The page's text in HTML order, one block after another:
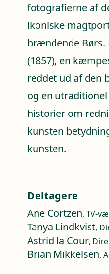
fotografierne af
ikoniske
brændende Børs.
(1857), en
reddet ud af den
og en
historier om
kunsten
kunsten.
Deltagere
Ane Cortzen, TV-
Tanya Lindkvist,
Astrid la Cour,
Brian Mikkelsen,